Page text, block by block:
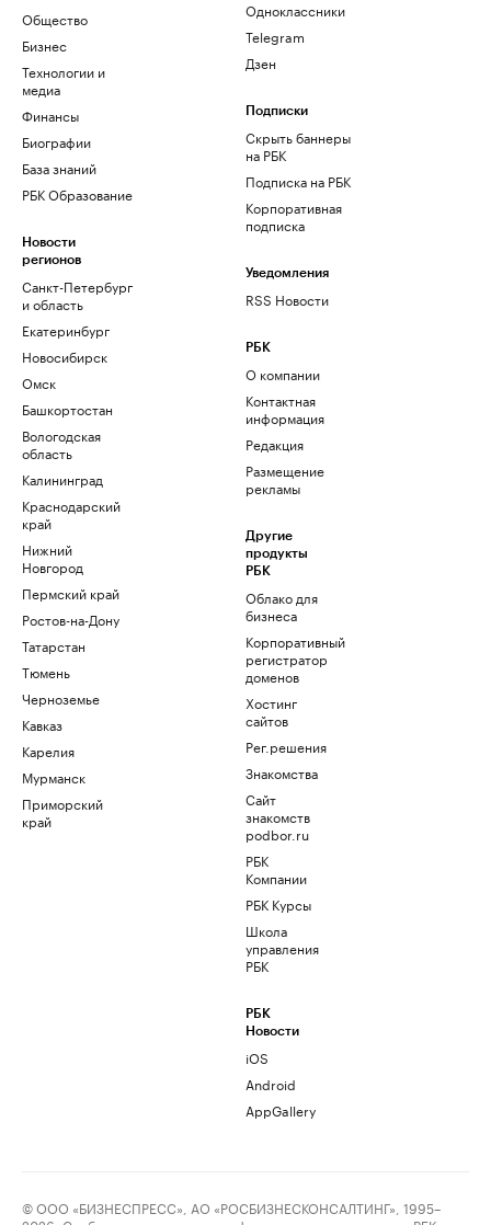
Общество
Бизнес
Технологии и
медиа
Финансы
Биографии
База знаний
РБК Образование
Новости
регионов
Санкт-Петербург
и область
Екатеринбург
Новосибирск
Омск
Башкортостан
Вологодская
область
Калининград
Краснодарский
край
Нижний
Новгород
Пермский край
Ростов-на-Дону
Татарстан
Тюмень
Черноземье
Кавказ
Карелия
Мурманск
Приморский
край
Одноклассники
Telegram
Дзен
Подписки
Скрыть баннеры
на РБК
Подписка на РБК
Корпоративная
подписка
Уведомления
RSS Новости
РБК
О компании
Контактная
информация
Редакция
Размещение
рекламы
Другие
продукты
РБК
Облако для
бизнеса
Корпоративный
регистратор
доменов
Хостинг
сайтов
Рег.решения
Знакомства
Сайт
знакомств
podbor.ru
РБК
Компании
РБК Курсы
Школа
управления
РБК
РБК
Новости
iOS
Android
AppGallery
© ООО «БИЗНЕСПРЕСС», АО «РОСБИЗНЕСКОНСАЛТИНГ», 1995–